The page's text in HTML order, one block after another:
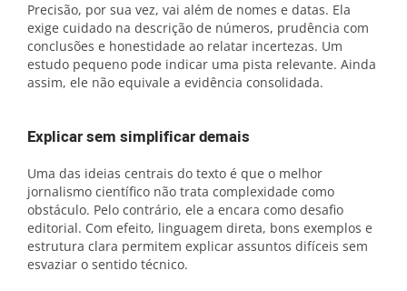
Precisão, por sua vez, vai além de nomes e datas. Ela
exige cuidado na descrição de números, prudência com
conclusões e honestidade ao relatar incertezas. Um
estudo pequeno pode indicar uma pista relevante. Ainda
assim, ele não equivale a evidência consolidada.
Explicar sem simplificar demais
Uma das ideias centrais do texto é que o melhor
jornalismo científico não trata complexidade como
obstáculo. Pelo contrário, ele a encara como desafio
editorial. Com efeito, linguagem direta, bons exemplos e
estrutura clara permitem explicar assuntos difíceis sem
esvaziar o sentido técnico.